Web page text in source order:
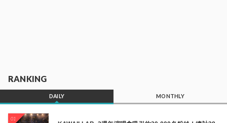
RANKING
DAILY MONTHLY
01